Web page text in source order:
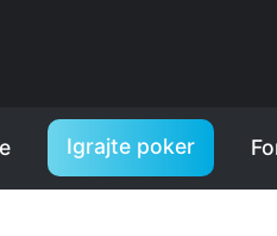
Igrajte poker